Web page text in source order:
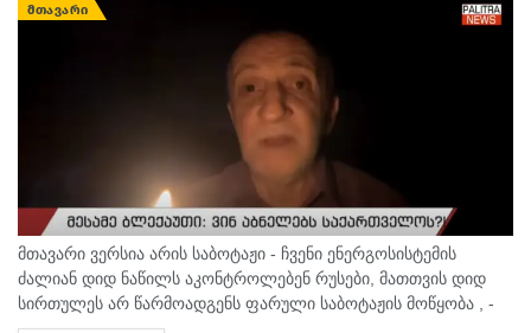
ᲛᲗᲐᲕᲐᲠᲘ
მთავარი ვერსია არის საბოტაჟი - ჩვენი ენერგოსისტემის
ძალიან დიდ ნაწილს აკონტროლებენ რუსები, მათთვის დიდ
სირთულეს არ წარმოადგენს ფარული საბოტაჟის მოწყობა , -
ამის შესახებ ანალიტიკოსმა გია ხუხაშვილმა „პალიტრანიუსის“